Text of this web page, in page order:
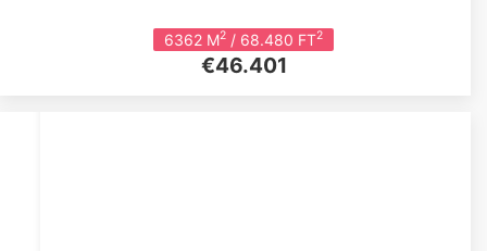
6362 M2 / 68.480 FT2
€46.401